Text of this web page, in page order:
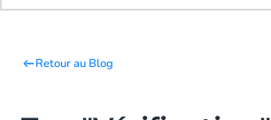
Retour au Blog